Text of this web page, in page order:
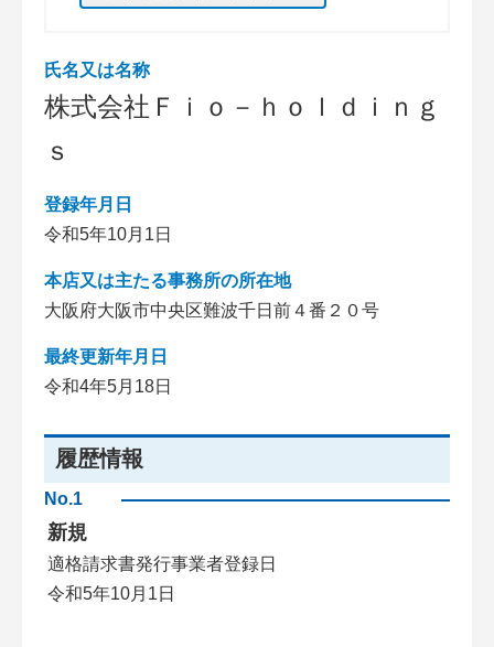
氏名又は名称
株式会社Ｆｉｏ－ｈｏｌｄｉｎｇ
ｓ
登録年月日
令和5年10月1日
本店又は主たる事務所の所在地
大阪府大阪市中央区難波千日前４番２０号
最終更新年月日
令和4年5月18日
履歴情報
No.1
新規
適格請求書発行事業者登録日
令和5年10月1日